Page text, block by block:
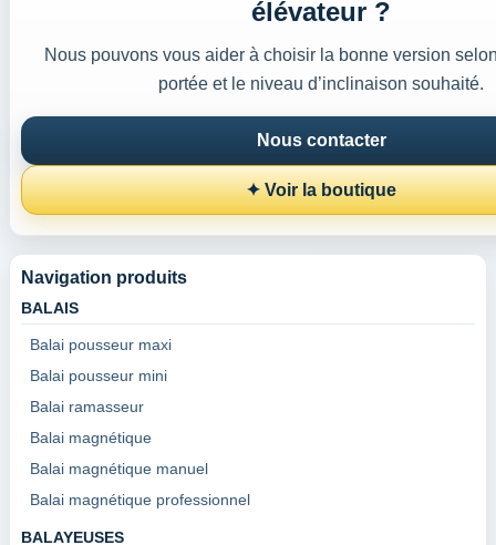
élévateur ?
Nous pouvons vous aider à choisir la bonne version
portée et le niveau d’inclinaison souhaité.
Nous contacter
✦ Voir la boutique
Navigation produits
BALAIS
Balai pousseur maxi
Balai pousseur mini
Balai ramasseur
Balai magnétique
Balai magnétique manuel
Balai magnétique professionnel
BALAYEUSES